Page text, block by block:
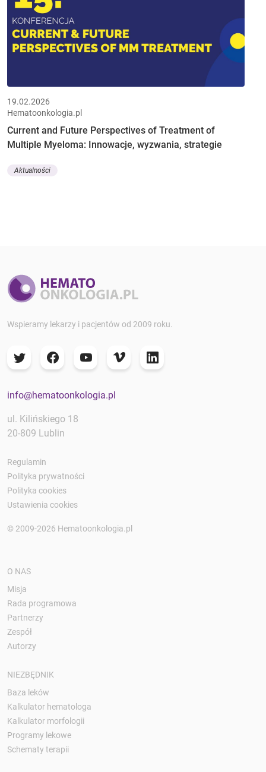
19.02.2026
Hematoonkologia.pl
Current and Future Perspectives of Treatment of
Multiple Myeloma: Innowacje, wyzwania, strategie
Aktualności
Wspieramy lekarzy i pacjentów od 2009 roku.
info@hematoonkologia.pl
ul. Kilińskiego 18
20-809 Lublin
Regulamin
Polityka prywatności
Polityka cookies
Ustawienia cookies
© 2009-2026 Hematoonkologia.pl
O NAS
Misja
Rada programowa
Partnerzy
Zespół
Autorzy
NIEZBĘDNIK
Baza leków
Kalkulator hematologa
Kalkulator morfologii
Programy lekowe
Schematy terapii